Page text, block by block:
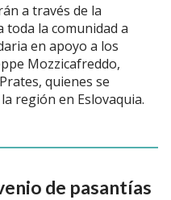
a través de la
toda la comunidad a
en apoyo a los
Mozzicafreddo,
quienes se
región en Eslovaquia.
de pasantías